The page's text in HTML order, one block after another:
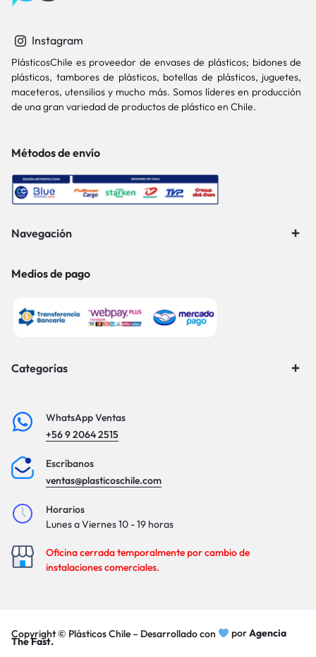
Instagram
PlásticosChile es proveedor de envases de plásticos; bidones de
plásticos, tambores de plásticos, botellas de plásticos, juguetes,
maceteros, utensilios y mucho más. Somos líderes en producción
de una gran variedad de productos de plástico en Chile.
Métodos de envío
Navegación
Medios de pago
Categorías
WhatsApp Ventas
+56 9 2064 2515
Escríbanos
ventas@plasticoschile.com
Horarios
Lunes a Viernes 10 - 19 horas
Oficina cerrada temporalmente por cambio de
instalaciones comerciales.
Copyright © Plásticos Chile – Desarrollado con porAgencia
The Fast.